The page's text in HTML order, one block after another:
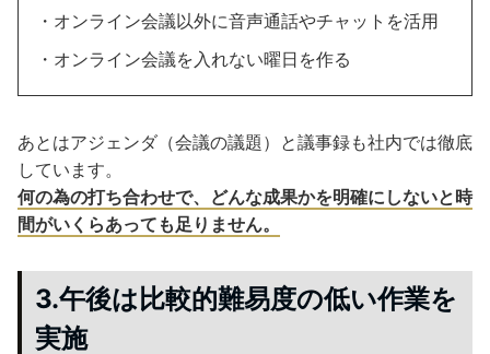
・オンライン会議以外に音声通話やチャットを活用
・オンライン会議を入れない曜日を作る
あとはアジェンダ（会議の議題）と議事録も社内では徹底
しています。
何の為の打ち合わせで、どんな成果かを明確にしないと時
間がいくらあっても足りません。
3.午後は比較的難易度の低い作業を
実施